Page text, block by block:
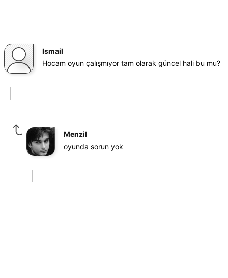
Ismail
Hocam oyun çalışmıyor tam olarak güncel hali bu mu?
Menzil
oyunda sorun yok